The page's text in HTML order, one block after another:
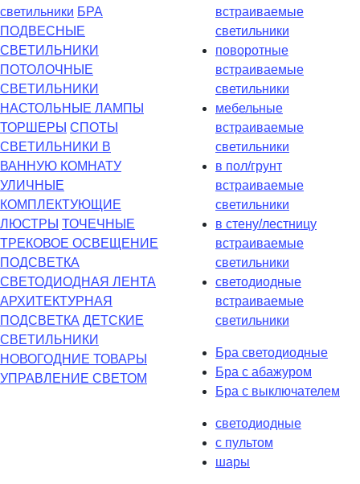
светильники БРА
ПОДВЕСНЫЕ
СВЕТИЛЬНИКИ
ПОТОЛОЧНЫЕ
СВЕТИЛЬНИКИ
НАСТОЛЬНЫЕ ЛАМПЫ
ТОРШЕРЫ СПОТЫ
СВЕТИЛЬНИКИ В
ВАННУЮ КОМНАТУ
УЛИЧНЫЕ
КОМПЛЕКТУЮЩИЕ
ЛЮСТРЫ ТОЧЕЧНЫЕ
ТРЕКОВОЕ ОСВЕЩЕНИЕ
ПОДСВЕТКА
СВЕТОДИОДНАЯ ЛЕНТА
АРХИТЕКТУРНАЯ
ПОДСВЕТКА ДЕТСКИЕ
СВЕТИЛЬНИКИ
НОВОГОДНИЕ ТОВАРЫ
УПРАВЛЕНИЕ СВЕТОМ
встраиваемые
светильники
поворотные
встраиваемые
светильники
мебельные
встраиваемые
светильники
в пол/грунт
встраиваемые
светильники
в стену/лестницу
встраиваемые
светильники
светодиодные
встраиваемые
светильники
Бра светодиодные
Бра с абажуром
Бра с выключателем
светодиодные
с пультом
шары